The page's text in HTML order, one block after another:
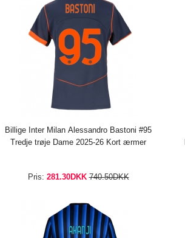
Billige Inter Milan Alessandro Bastoni #95
Tredje trøje Dame 2025-26 Kort ærmer
Pris: 281.30DKK 740.50DKK